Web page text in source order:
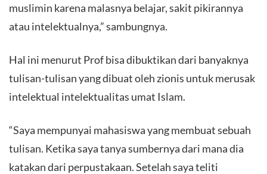
muslimin karena malasnya belajar, sakit pikirannya
atau intelektualnya,” sambungnya.
Hal ini menurut Prof bisa dibuktikan dari banyaknya
tulisan-tulisan yang dibuat oleh zionis untuk merusak
intelektual intelektualitas umat Islam.
“Saya mempunyai mahasiswa yang membuat sebuah
tulisan. Ketika saya tanya sumbernya dari mana dia
katakan dari perpustakaan. Setelah saya teliti